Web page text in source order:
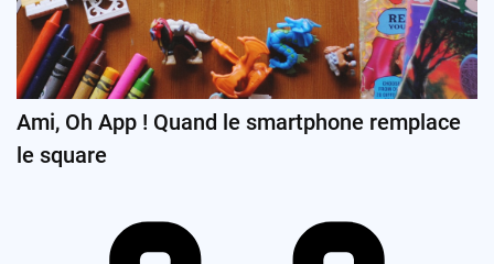
Ami, Oh App ! Quand le smartphone remplace
le square